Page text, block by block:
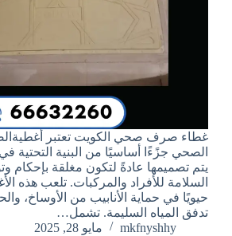
غطاء صرف صحي الكويت تعتبر
الصحي جزًءًا أساسيًا من البنية التحتية
يتم تصميمها عادةً لتكون مغلقة بإحكام
السلامة للأفراد والمركبات. تلعب هذه
حيويًا في حماية الأنابيب من الأوساخ،
تدفق المياه السليمة. تشمل…
mkfnyshhy
مايو 28, 2025